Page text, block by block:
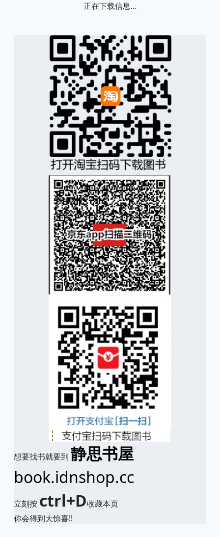
正在下载信息...
想要找书就要到 静思书屋
book.idnshop.cc
立刻按 ctrl+D收藏本页
你会得到大惊喜!!